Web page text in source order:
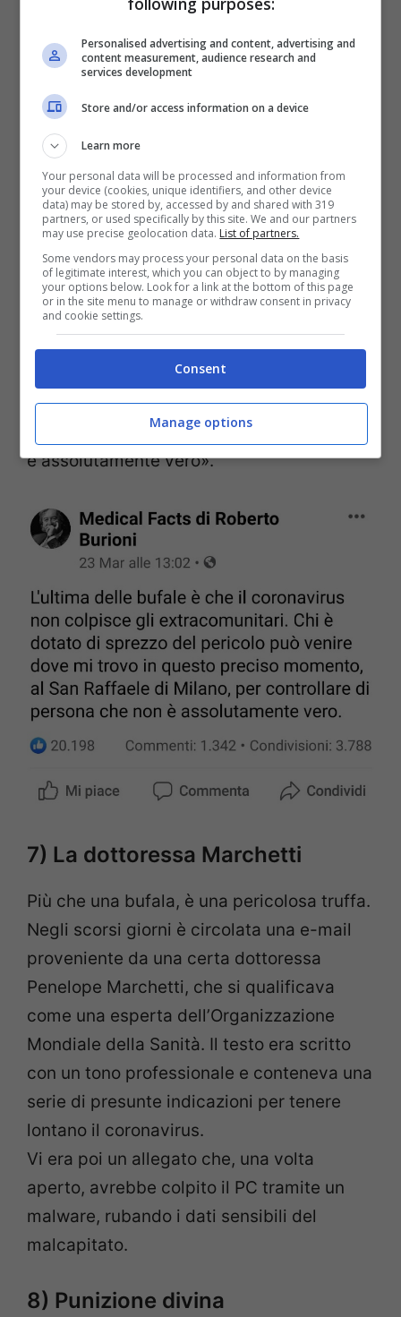
veicolo di trasmissione del coronavirus.
6) Gli extracomunitari immuni
Dopo la bufala dei trentacinque euro al
giorno, gli immigrati sono ancora
protagonisti. Nelle scorse settimane, è
comparsa la voce secondo cui gli
immigrati sarebbero stati immuni grazie al
vaccino per la TBC. La bufala è stata
prontamente smentita dal professor
Roberto Burioni con un post sulla sua
pagina Facebook, con il quale invitava «chi
è dotato di sprezzo del pericolo» a visitare
le corsie dell’ospedale San Raffaele di
Milano, per «controllare di persona che non
è assolutamente vero».
7) La dottoressa Marchetti
Più che una bufala, è una pericolosa truffa.
Negli scorsi giorni è circolata una e-mail
proveniente da una certa dottoressa
Penelope Marchetti, che si qualificava
come una esperta dell’Organizzazione
Mondiale della Sanità. Il testo era scritto
con un tono professionale e conteneva una
serie di presunte indicazioni per tenere
lontano il coronavirus.
Vi era poi un allegato che, una volta
aperto, avrebbe colpito il PC tramite un
malware, rubando i dati sensibili del
malcapitato.
8) Punizione divina
Personalised advertising and content, advertising and
content measurement, audience research and
services development
Store and/or access information on a device
Learn more
Your personal data will be processed and information from
your device (cookies, unique identifiers, and other device
data) may be stored by, accessed by and shared with 319
partners, or used specifically by this site. We and our partners
may use precise geolocation data. List of partners.
Some vendors may process your personal data on the basis
of legitimate interest, which you can object to by managing
your options below. Look for a link at the bottom of this page
or in the site menu to manage or withdraw consent in privacy
and cookie settings.
Consent
Manage options